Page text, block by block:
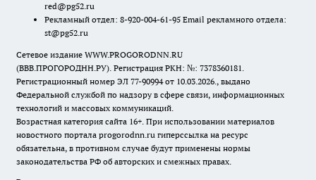
red@pg52.ru
Рекламный отдел: 8-920-004-61-95 Email рекламного отдела:
st@pg52.ru
Сетевое издание WWW.PROGORODNN.RU
(ВВВ.ПРОГОРОДНН.РУ). Регистрация РКН: №: 7378360181.
Регистрационный номер ЭЛ 77-90994 от 10.03.2026., выдано
Федеральной службой по надзору в сфере связи, информационных
технологий и массовых коммуникаций.
Возрастная категория сайта 16+. При использовании материалов
новостного портала progorodnn.ru гиперссылка на ресурс
обязательна, в противном случае будут применены нормы
законодательства РФ об авторских и смежных правах.